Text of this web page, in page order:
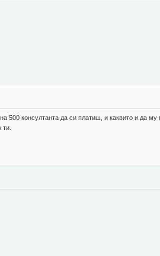
500 консултанта да си платиш, и каквито и да